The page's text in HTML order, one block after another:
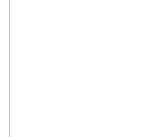
这是一